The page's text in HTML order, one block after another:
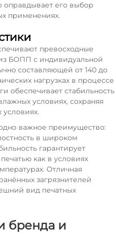
оправдывает его выбор
применениях.
превосходные
БОПП с индивидуальной
составляющей от 140 до
нагрузках в процессе
обеспечивает стабильность
условиях, сохраняя
важное преимущество:
в широком
гарантирует
как в условиях
Отличная
загрязнителей
вид печатных
бренда и